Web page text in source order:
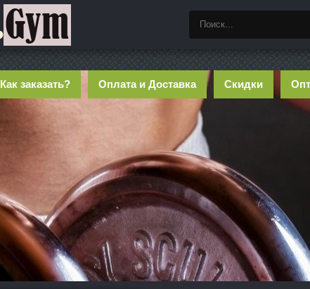
Как заказать? Оплата и Доставка Скидки